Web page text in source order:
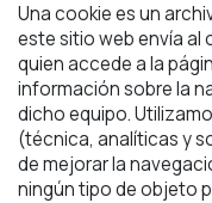
Una cookie es un
este sitio web envía
quien accede a la
información sobre la
dicho equipo.
(técnica, analíticas y
de mejorar la
ningún tipo de objeto